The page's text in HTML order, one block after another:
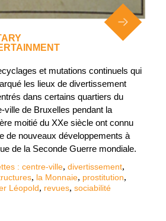
et mutations continuels qui
les lieux de divertissement
dans certains quartiers du
ville de Bruxelles pendant la
moitié du XXe siècle ont connu
de nouveaux développements à
de la Seconde Guerre mondiale.
: centre-ville, divertissement,
, la Monnaie, prostitution,
Léopold, revues, sociabilité